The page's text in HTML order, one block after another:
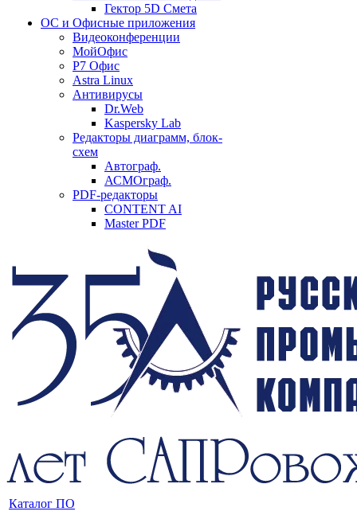
Гектор 5D Смета
ОС и Офисные приложения
Видеоконференции
МойОфис
P7 Офис
Astra Linux
Антивирусы
Dr.Web
Kaspersky Lab
Редакторы диаграмм, блок-
схем
Автограф.
АСМОграф.
PDF-редакторы
CONTENT AI
Master PDF
Каталог ПО